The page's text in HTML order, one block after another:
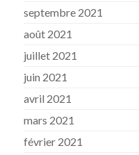
septembre 2021
août 2021
juillet 2021
juin 2021
avril 2021
mars 2021
février 2021